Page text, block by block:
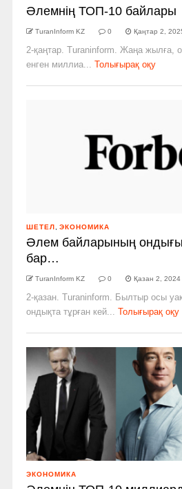
Әлемнің ТОП-10 байлары
TuranInform KZ 0 Қаңтар 2,
2-қаңтар. Turaninform. Жаңа жылға,
енген миллиа...
Толығырақ оқу
ШЕТЕЛ ЭКОНОМИКА
Әлем байларының
бар…
TuranInform KZ 0 Қазан 2, 2024
2-қазан. Turaninform. Былтыр осы
ондықта тұрған кей...
Толығырақ оқу
ЭКОНОМИКА